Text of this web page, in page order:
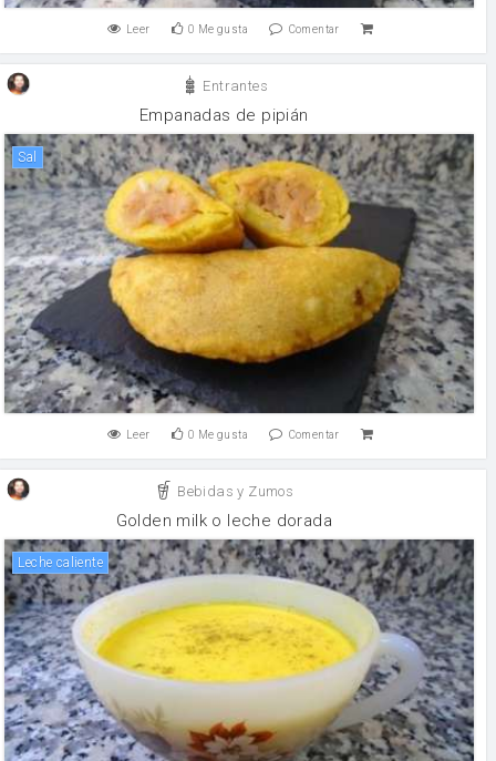
Leer 0 Me gusta Comentar
Entrantes
Empanadas de pipián
sal
Leer 0 Me gusta Comentar
Bebidas y Zumos
Golden milk o leche dorada
Leche caliente